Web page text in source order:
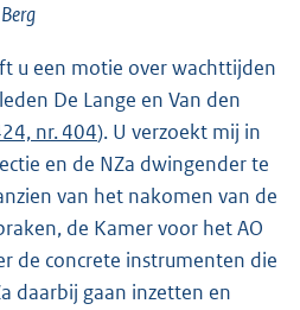
u een motie over wachttijden
De Lange en Van den
nr. 404). U verzoekt mij in
en de NZa dwingender te
van het nakomen van de
de Kamer voor het AO
de concrete instrumenten die
daarbij gaan inzetten en